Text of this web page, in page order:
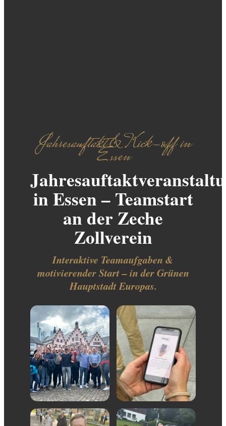
Jahresauftakt & Kick-off in
Essen
in Essen – Teamstart
an der Zeche
Zollverein
Interaktive Teamaufgaben &
motivierender Start – in der Grünen
Hauptstadt Europas.